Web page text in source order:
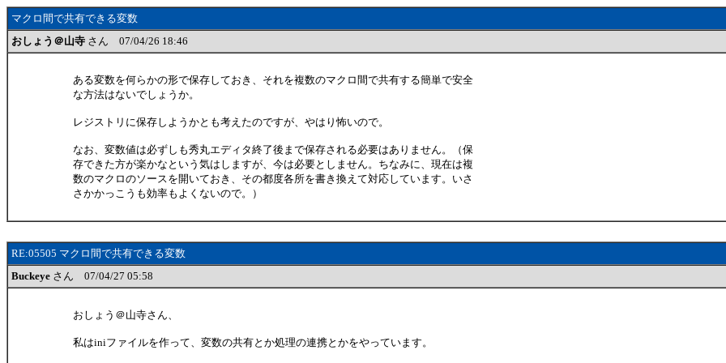
マクロ間で共有できる変数
おしょう＠山寺 さん 07/04/26 18:46
ある変数を何らかの形で保存しておき、それを複数のマクロ間で共有する簡単で安全
な方法はないでしょうか。
レジストリに保存しようかとも考えたのですが、やはり怖いので。
なお、変数値は必ずしも秀丸エディタ終了後まで保存される必要はありません。（保
存できた方が楽かなという気はしますが、今は必要としません。ちなみに、現在は複
数のマクロのソースを開いておき、その都度各所を書き換えて対応しています。いさ
さかかっこうも効率もよくないので。）
RE:05505 マクロ間で共有できる変数
Buckeye さん 07/04/27 05:58
おしょう＠山寺さん、
私はiniファイルを作って、変数の共有とか処理の連携とかをやっています。